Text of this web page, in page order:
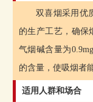
双喜烟采用优
的生产工艺，确保
气烟碱含量为
的含量，使吸烟者
适用人群和场合